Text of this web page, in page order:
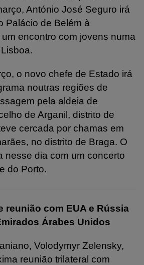
António José Seguro irá
Palácio de Belém à
encontro com jovens numa
o novo chefe de Estado irá
noutras regiões de
pela aldeia de
de Arganil, distrito de
cercada por chamas em
no distrito de Braga. O
nesse dia com um concerto
do Porto.
reunião com EUA e Rússia
Árabes Unidos
Volodymyr Zelensky,
reunião trilateral com